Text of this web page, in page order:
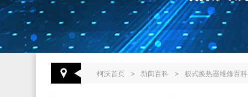
柯沃首页 > 新闻百科 > 板式换热器维修百科